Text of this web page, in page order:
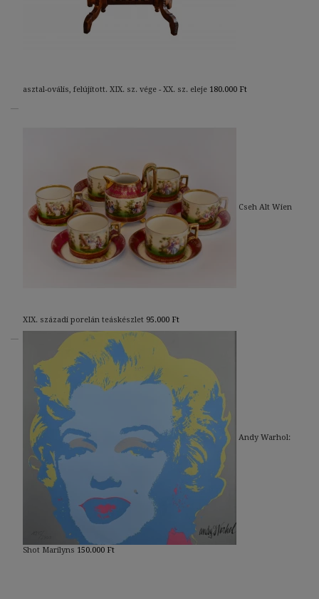
asztal-ovális, felújított. XIX. sz. vége - XX. sz. eleje 180.000 Ft
Cseh Alt Wien
XIX. századi porelán teáskészlet 95.000 Ft
Andy Warhol:
Shot Marilyns 150.000 Ft